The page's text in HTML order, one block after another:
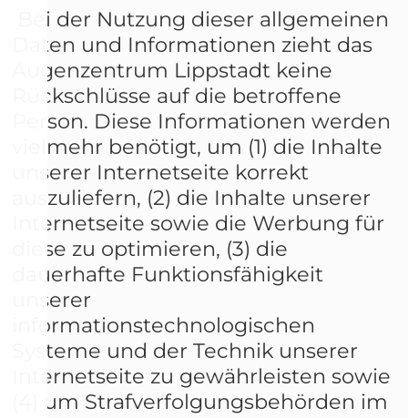
Bei der Nutzung dieser allgemeinen
Daten und Informationen zieht das
Augenzentrum Lippstadt keine
Rückschlüsse auf die betroffene
Person. Diese Informationen werden
vielmehr benötigt, um (1) die Inhalte
unserer Internetseite korrekt
auszuliefern, (2) die Inhalte unserer
Internetseite sowie die Werbung für
diese zu optimieren, (3) die
dauerhafte Funktionsfähigkeit
unserer
informationstechnologischen
Systeme und der Technik unserer
Internetseite zu gewährleisten sowie
(4) um Strafverfolgungsbehörden im